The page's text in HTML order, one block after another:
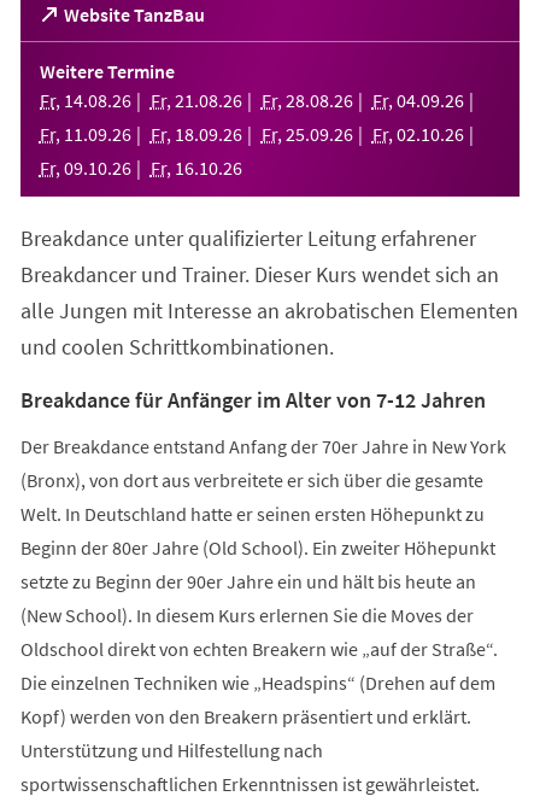
Website TanzBau
(Öffnet
in
einem
neuen
Tab)
Weitere Termine
Fr, 14.08.26 Fr, 21 .08.26 Fr, 28.08.26 Fr, 04.09.26
Fr, 11 .09.26 Fr, 18.09.26 Fr, 25.09.26 Fr, 02.10.26
Fr, 09.10.26 Fr, 16.10.26
Breakdance unter qualifizierter Leitung erfahrener
Breakdancer und Trainer. Dieser Kurs wendet sich an
alle Jungen mit Interesse an akrobatischen Elementen
und coolen Schrittkombinationen.
Breakdance für Anfänger im Alter von 7-12 Jahren
Der Breakdance entstand Anfang der 70er Jahre in New York
(Bronx), von dort aus verbreitete er sich über die gesamte
Welt. In Deutschland hatte er seinen ersten Höhepunkt zu
Beginn der 80er Jahre (Old School). Ein zweiter Höhepunkt
setzte zu Beginn der 90er Jahre ein und hält bis heute an
(New School). In diesem Kurs erlernen Sie die Moves der
Oldschool direkt von echten Breakern wie „auf der Straße“.
Die einzelnen Techniken wie „Headspins“ (Drehen auf dem
Kopf) werden von den Breakern präsentiert und erklärt.
Unterstützung und Hilfestellung nach
sportwissenschaftlichen Erkenntnissen ist gewährleistet.